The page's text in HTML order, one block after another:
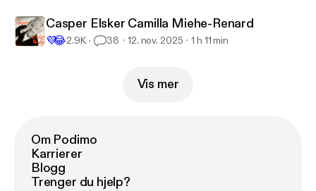
Casper Elsker Camilla Miehe-Renard
💜😂2.9K 38 12. nov. 2025 1 h 11 min
Vis mer
Om Podimo
Karrierer
Blogg
Trenger du hjelp?